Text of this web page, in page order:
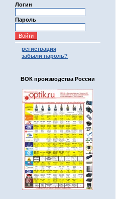
Логин
Пароль
регистрация
забыли пароль?
ВОК производства России